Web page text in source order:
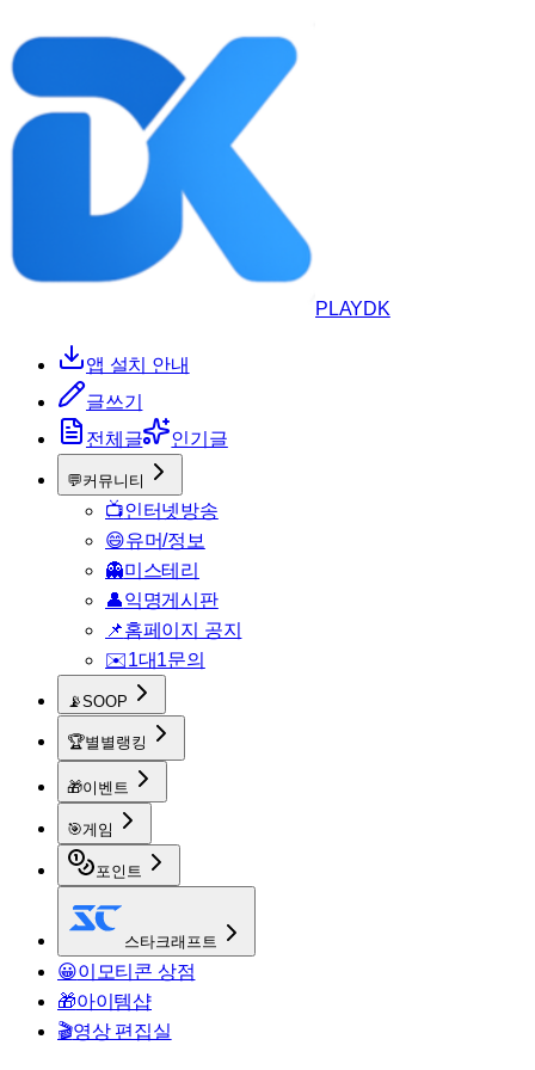
PLAYDK
앱 설치 안내
글쓰기
전체글
인기글
💬커뮤니티
📺인터넷방송
😄유머/정보
👻미스테리
👤익명게시판
📌홈페이지 공지
✉️1대1문의
📡SOOP
🏆별별랭킹
🎁이벤트
🎯게임
포인트
스타크래프트
😀이모티콘 상점
🎁아이템샵
🎬영상 편집실